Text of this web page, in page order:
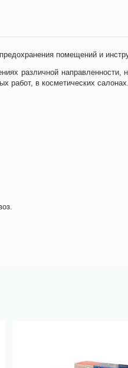
помещений и
различной направленности,
работ, в косметических салонах.